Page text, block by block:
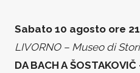
Sabato 10 agosto ore
LIVORNO – Museo di
DA BACH A